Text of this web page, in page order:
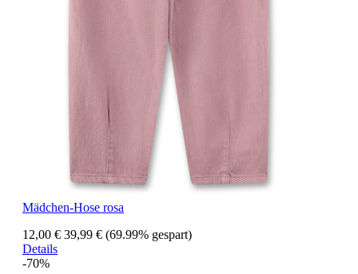
Mädchen-Hose rosa
12,00 € 39,99 € (69.99% gespart)
Details
-70%